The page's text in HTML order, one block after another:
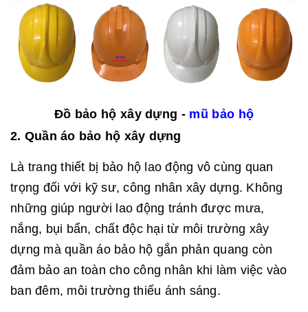
Đồ bảo hộ xây dựng - mũ bảo hộ
2. Quần áo bảo hộ xây dựng
Là trang thiết bị bảo hộ lao động vô cùng quan
trọng đối với kỹ sư, công nhân xây dựng. Không
những giúp người lao động tránh được mưa,
nắng, bụi bẩn, chất độc hại từ môi trường xây
dựng mà quần áo bảo hộ gắn phản quang còn
đảm bảo an toàn cho công nhân khi làm việc vào
ban đêm, môi trường thiếu ánh sáng.